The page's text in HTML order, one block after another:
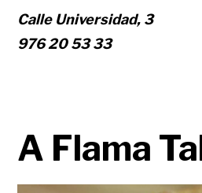
Calle Universidad, 3
976 20 53 33
A Flama